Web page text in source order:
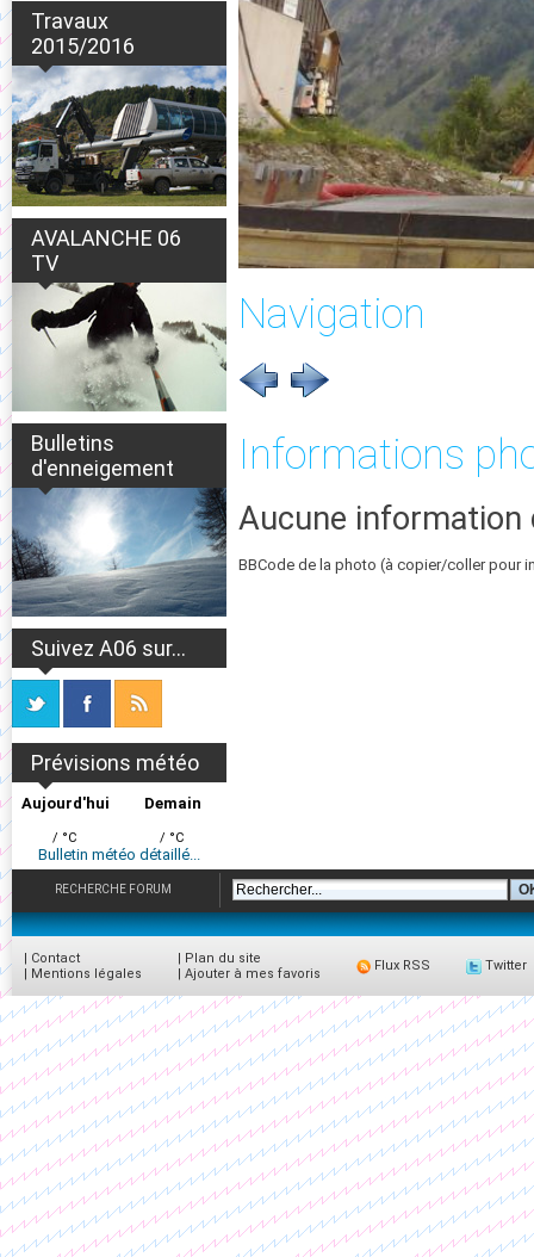
Travaux
2015/2016
AVALANCHE 06
TV
Bulletins
d'enneigement
Suivez A06 sur...
Prévisions météo
Aujourd'hui
/ °C
Demain
/ °C
Bulletin météo détaillé...
Navigation
Informations
Aucune information
BBCode de la photo (à copier/coller pour
RECHERCHE FORUM
| Contact
| Mentions légales
| Plan du site
| Ajouter à mes favoris
Flux RSS Twitter